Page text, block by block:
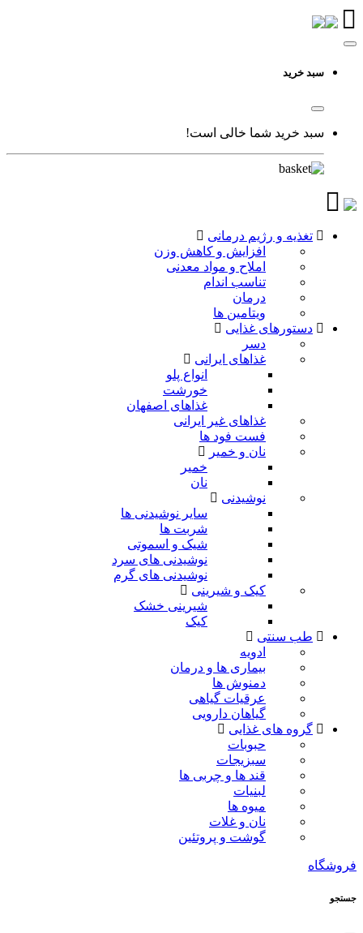
سبد خرید
سبد خرید شما خالی است!
تغذیه و رژیم درمانی
افزایش و کاهش وزن
املاح و مواد معدنی
تناسب اندام
درمان
ویتامین ها
دستورهای غذایی
دسر
غذاهای ایرانی
انواع پلو
خورشت
غذاهای اصفهان
غذاهای غیر ایرانی
فست فود ها
نان و خمیر
خمیر
نان
نوشیدنی
سایر نوشیدنی ها
شربت ها
شیک و اسموتی
نوشیدنی های سرد
نوشیدنی های گرم
کیک و شیرینی
شیرینی خشک
کیک
طب سنتی
ادویه
بیماری ها و درمان
دمنوش ها
عرقیات گیاهی
گیاهان دارویی
گروه های غذایی
حبوبات
سبزیجات
قند ها و چربی ها
لبنیات
میوه ها
نان و غلات
گوشت و پروتئین
فروشگاه
جستجو